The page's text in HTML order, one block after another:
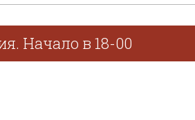
Начало в 18-00